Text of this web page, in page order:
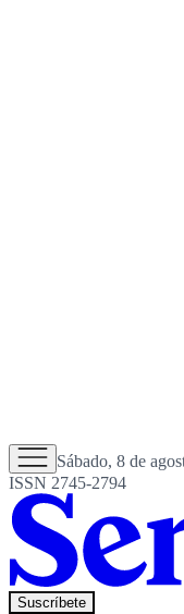
Sábado, 8 de
ISSN 2745-2794
Suscríbete